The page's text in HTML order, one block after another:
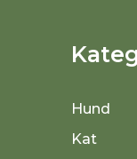
Hund
Kat